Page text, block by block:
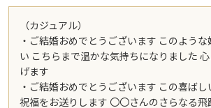
（カジュアル）
・ご結婚おめでとうございます このよう
い こちらまで温かな気持ちになりました
げます
・ご結婚おめでとうございます この喜ば
祝福をお送りします 〇〇さんのさらなる飛